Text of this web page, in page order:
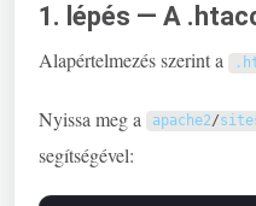
1. lépés — A
Alapértelmezés szerint a .
Nyissa meg a apache2/
segítségével: